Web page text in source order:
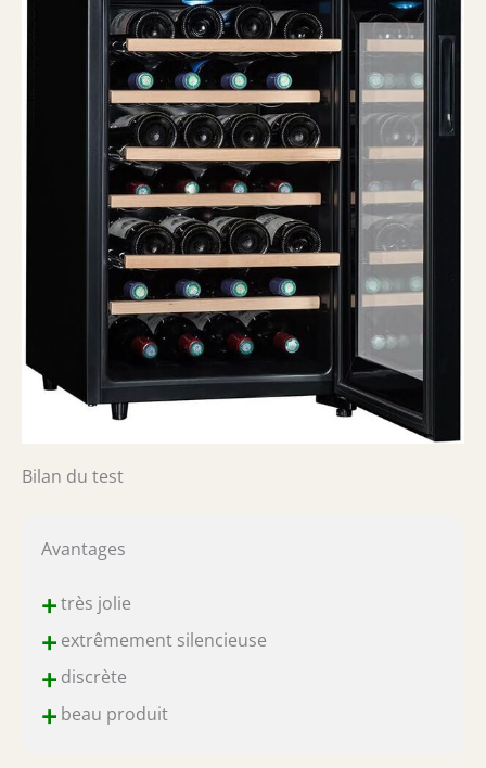
Bilan du test
Avantages
+très jolie
+extrêmement silencieuse
+discrète
+beau produit